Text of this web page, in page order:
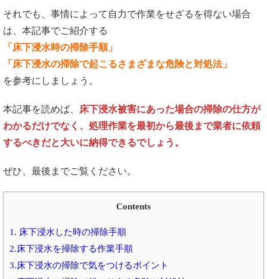
それでも、事情によって自力で作業をせざるを得ない場合
は、本記事でご紹介する
「床下浸水時の掃除手順」
「床下浸水の掃除で起こるさまざまな危険と対処法」
を参考にしましょう。
本記事を読めば、
床下浸水被害にあった場合の掃除の仕方が
わかるだけでなく、処理作業を最初から最後まで業者に依頼
するべきだと大いに納得できるでしょう。
ぜひ、最後までご覧ください。
Contents
1. 床下浸水した時の掃除手順
2.床下浸水を掃除する作業手順
3.床下浸水の掃除で気をつけるポイント